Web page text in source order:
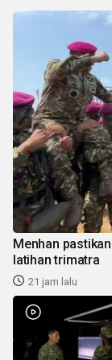
Menhan
latihan trimatra
21 jam lalu